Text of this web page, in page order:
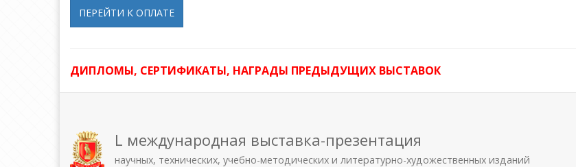
ПЕРЕЙТИ К ОПЛАТЕ
ДИПЛОМЫ, СЕРТИФИКАТЫ, НАГРАДЫ ПРЕДЫДУЩИХ ВЫСТАВОК
L международная выставка-презентация
научных, технических, учебно-методических и литературно-художественных изданий